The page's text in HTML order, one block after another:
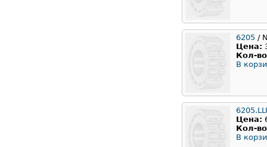
6205 /
Цена:
Кол-
В
Цена:
Кол-
В